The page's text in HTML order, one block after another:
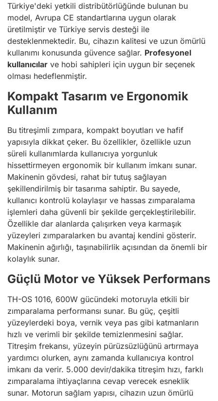
Türkiye'deki yetkili distribütörlüğünde bulunan bu
model, Avrupa CE standartlarına uygun olarak
üretilmiştir ve Türkiye servis desteği ile
desteklenmektedir. Bu, cihazın kalitesi ve uzun ömürlü
kullanımı konusunda güvence sağlar. Profesyonel
kullanıcılar ve hobi sahipleri için uygun bir seçenek
olması hedeflenmiştir.
Kompakt Tasarım ve Ergonomik
Kullanım
Bu titreşimli zımpara, kompakt boyutları ve hafif
yapısıyla dikkat çeker. Bu özellikler, özellikle uzun
süreli kullanımlarda kullanıcıya yorgunluk
hissettirmeyen ergonomik bir kullanım imkanı sunar.
Makinenin gövdesi, rahat bir tutuş sağlayan
şekillendirilmiş bir tasarıma sahiptir. Bu sayede,
kullanıcı kontrolü kolaylaşır ve hassas zımparalama
işlemleri daha güvenli bir şekilde gerçekleştirilebilir.
Özellikle dar alanlarda çalışırken veya karmaşık
yüzeyleri zımparalarken bu avantaj kendini gösterir.
Makinenin ağırlığı, taşınabilirlik açısından da önemli bir
kolaylık sunar.
Güçlü Motor ve Yüksek Performans
TH-OS 1016, 600W gücündeki motoruyla etkili bir
zımparalama performansı sunar. Bu güç, çeşitli
yüzeylerdeki boya, vernik veya pas gibi katmanların
hızlı ve verimli bir şekilde temizlenmesini sağlar.
Titreşim frekansı, yüzeyin pürüzsüzlüğünü artırmaya
yardımcı olurken, aynı zamanda kullanıcıya kontrol
imkanı da verir. 5.000 devir/dakika titreşim hızı, farklı
zımparalama ihtiyaçlarına cevap verecek esneklik
sunar. Motorun sağlam yapısı, cihazın uzun ömürlü